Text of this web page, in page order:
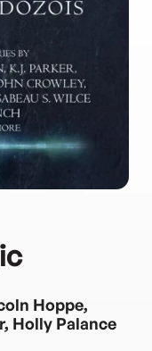
Hoppe,
Holly Palance